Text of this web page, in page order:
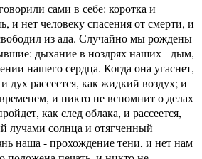
сами в себе: коротка и
и нет человеку спасения от смерти, и
из ада. Случайно мы рождены
дыхание в ноздрях наших - дым,
нашего сердца. Когда она угаснет,
дух рассеется, как жидкий воздух; и
и никто не вспомнит о делах
как след облака, и рассеется,
лучами солнца и отягченный
наша - прохождение тени, и нет нам